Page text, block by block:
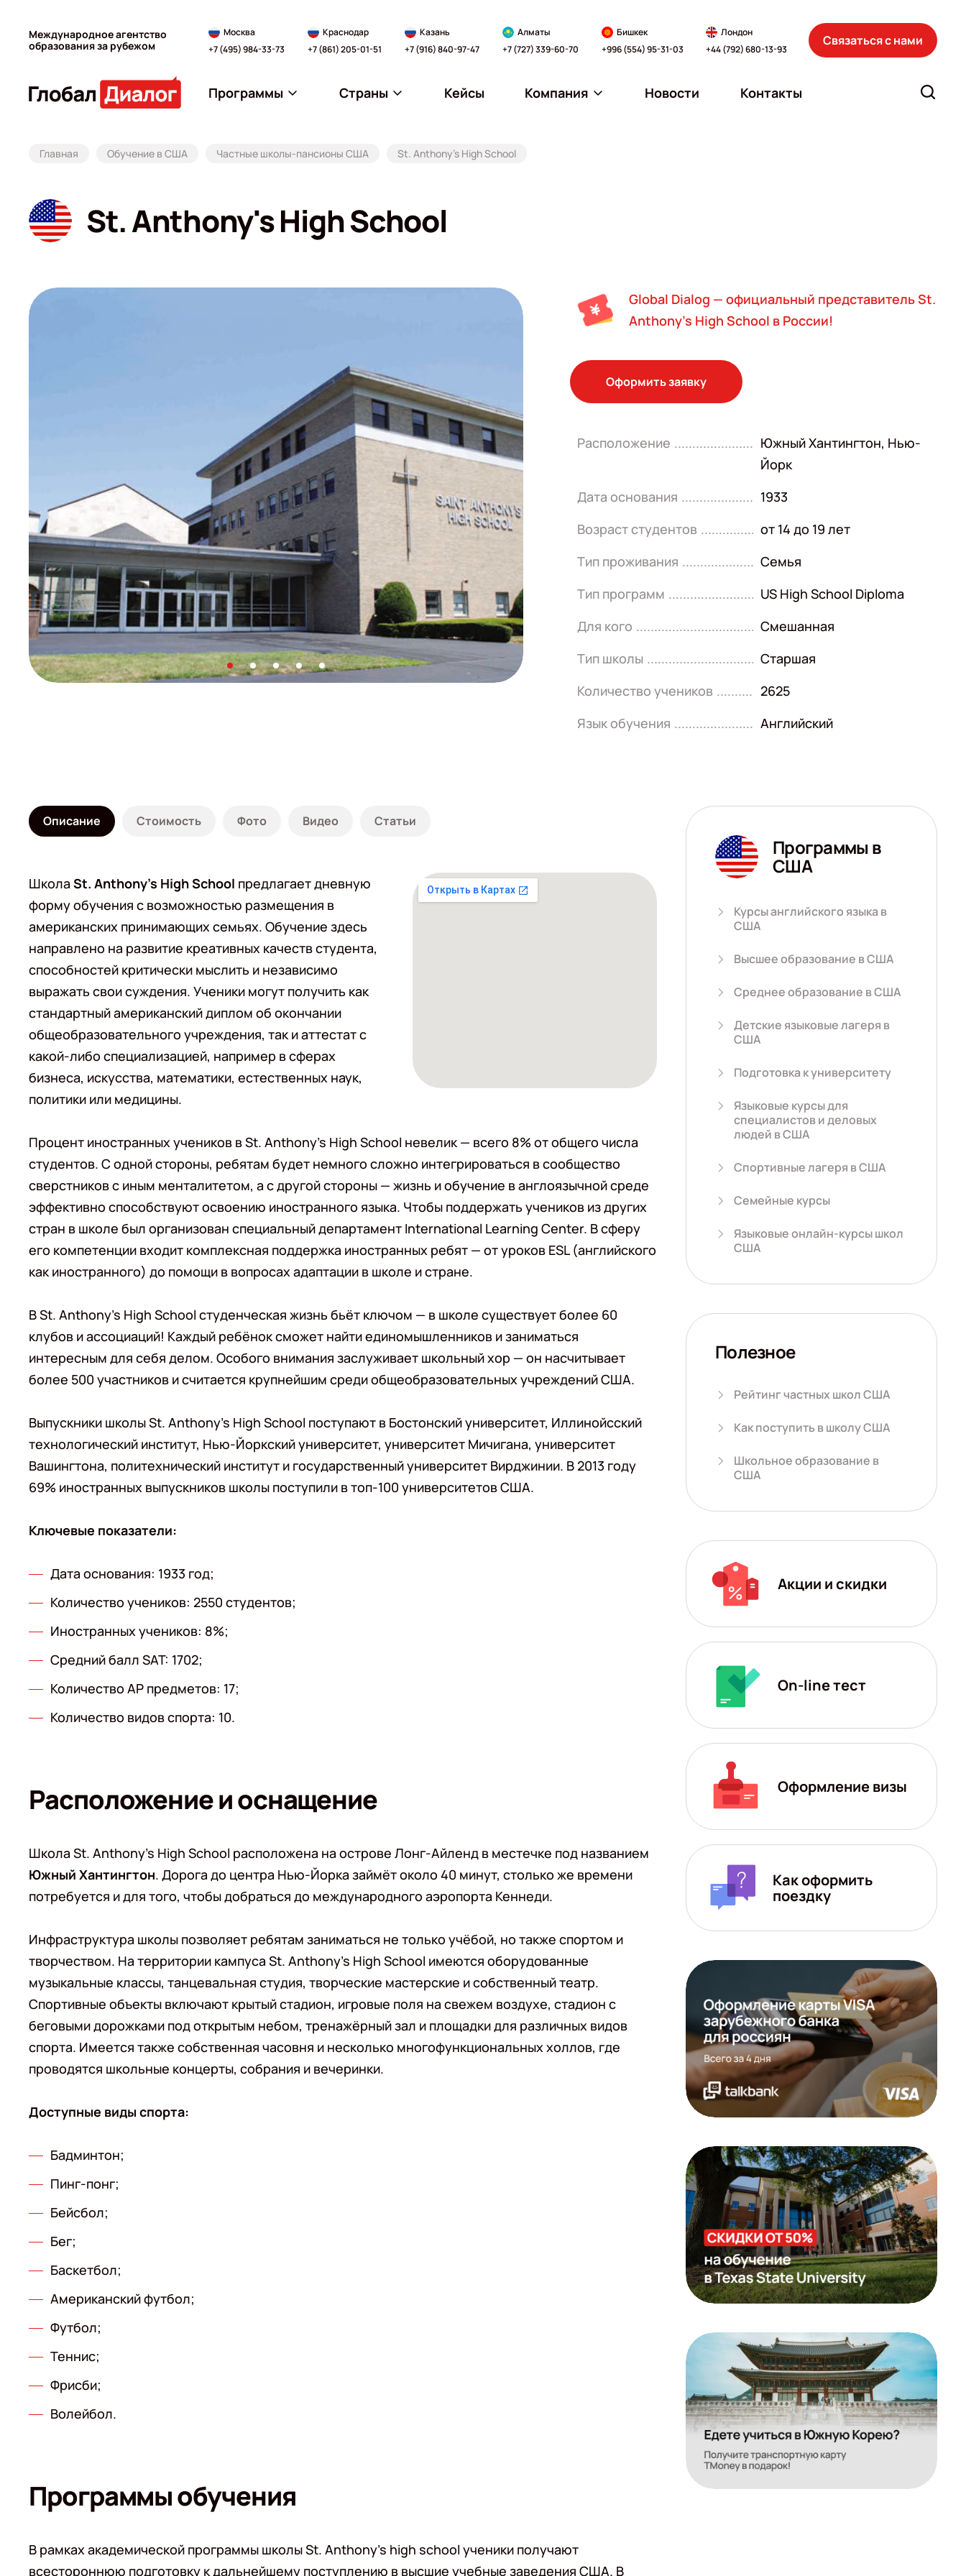
Международное агентство
образования за рубежом
Москва
+7 (495) 984-33-73
Краснодар
+7 (861) 205-01-51
Казань
+7 (916) 840-97-47
Алматы
+7 (727) 339-60-70
Бишкек
+996 (554) 95-31-03
Лондон
+44 (792) 680-13-93
Связаться с нами
Программы Страны Кейсы Компания Новости Контакты
Главная Обучение в США Частные школы-пансионы США St. Anthony's High School
St. Anthony's High School
Global Dialog — официальный представитель St.
Anthony's High School в России!
Оформить заявку
Расположение
Южный Хантингтон, Нью-
Йорк
Дата основания
1933
Возраст студентов
от 14 до 19 лет
Тип проживания
Семья
Тип программ
US High School Diploma
Для кого
Смешанная
Тип школы
Старшая
Количество учеников
2625
Язык обучения
Английский
Описание Стоимость Фото Видео Статьи
Школа St. Anthony's High School предлагает дневную
форму обучения с возможностью размещения в
американских принимающих семьях. Обучение здесь
направлено на развитие креативных качеств студента,
способностей критически мыслить и независимо
выражать свои суждения. Ученики могут получить как
стандартный американский диплом об окончании
общеобразовательного учреждения, так и аттестат с
какой-либо специализацией, например в сферах
бизнеса, искусства, математики, естественных наук,
политики или медицины.
Процент иностранных учеников в St. Anthony's High School невелик — всего 8% от общего числа
студентов. С одной стороны, ребятам будет немного сложно интегрироваться в сообщество
сверстников с иным менталитетом, а с другой стороны — жизнь и обучение в англоязычной среде
эффективно способствуют освоению иностранного языка. Чтобы поддержать учеников из других
стран в школе был организован специальный департамент International Learning Center. В сферу
его компетенции входит комплексная поддержка иностранных ребят — от уроков ESL (английского
как иностранного) до помощи в вопросах адаптации в школе и стране.
В St. Anthony's High School студенческая жизнь бьёт ключом — в школе существует более 60
клубов и ассоциаций! Каждый ребёнок сможет найти единомышленников и заниматься
интересным для себя делом. Особого внимания заслуживает школьный хор — он насчитывает
более 500 участников и считается крупнейшим среди общеобразовательных учреждений США.
Выпускники школы St. Anthony's High School поступают в Бостонский университет, Иллинойсский
технологический институт, Нью-Йоркский университет, университет Мичигана, университет
Вашингтона, политехнический институт и государственный университет Вирджинии. В 2013 году
69% иностранных выпускников школы поступили в топ-100 университетов США.
Ключевые показатели:
Дата основания: 1933 год;
Количество учеников: 2550 студентов;
Иностранных учеников: 8%;
Средний балл SAT: 1702;
Количество АР предметов: 17;
Количество видов спорта: 10.
Расположение и оснащение
Школа St. Anthony's High School расположена на острове Лонг-Айленд в местечке под названием
Южный Хантингтон. Дорога до центра Нью-Йорка займёт около 40 минут, столько же времени
потребуется и для того, чтобы добраться до международного аэропорта Кеннеди.
Инфраструктура школы позволяет ребятам заниматься не только учёбой, но также спортом и
творчеством. На территории кампуса St. Anthony's High School имеются оборудованные
музыкальные классы, танцевальная студия, творческие мастерские и собственный театр.
Спортивные объекты включают крытый стадион, игровые поля на свежем воздухе, стадион с
беговыми дорожками под открытым небом, тренажёрный зал и площадки для различных видов
спорта. Имеется также собственная часовня и несколько многофункциональных холлов, где
проводятся школьные концерты, собрания и вечеринки.
Доступные виды спорта:
Бадминтон;
Пинг-понг;
Бейсбол;
Бег;
Баскетбол;
Американский футбол;
Футбол;
Теннис;
Фрисби;
Волейбол.
Программы обучения
В рамках академической программы школы St. Anthony's high school ученики получают
всестороннюю подготовку к дальнейшему поступлению в высшие учебные заведения США. В
Программы в
США
Курсы английского языка в
США
Высшее образование в США
Среднее образование в США
Детские языковые лагеря в
США
Подготовка к университету
Языковые курсы для
специалистов и деловых
людей в США
Спортивные лагеря в США
Семейные курсы
Языковые онлайн-курсы школ
США
Полезное
Рейтинг частных школ США
Как поступить в школу США
Школьное образование в
США
Акции и скидки
On-line тест
Оформление визы
Как оформить
поездку